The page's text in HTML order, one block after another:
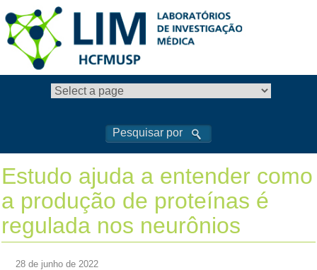
Estudo ajuda a entender como
a produção de proteínas é
regulada nos neurônios
28 de junho de 2022